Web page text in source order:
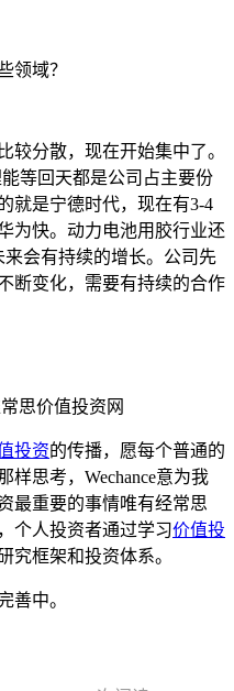
领域？
较分散，现在开始集中了。
等回天都是公司占主要份
就是宁德时代，现在有3-4
为快。动力电池用胶行业还
会有持续的增长。公司先
断变化，需要有持续的合作
思价值投资网
投资的传播，愿每个普通的
样思考，Wechance意为我
最重要的事情唯有经常思
个人投资者通过学习价值投
究框架和投资体系。
善中。